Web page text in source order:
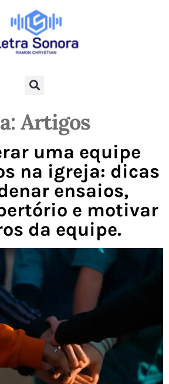
Artigos
uma equipe
na igreja: dicas
ensaios,
e motivar
da equipe.